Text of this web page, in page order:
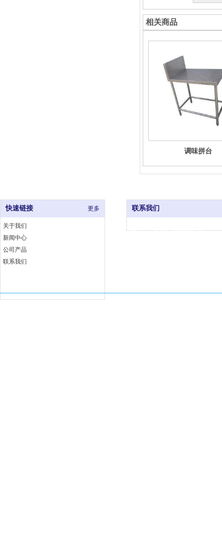
相关商品
调味拼台
快速链接 更多
关于我们
新闻中心
公司产品
联系我们
联系我们
电 话：0591-83333376